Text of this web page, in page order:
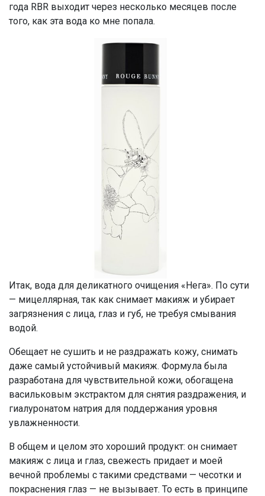
года RBR выходит через несколько месяцев после
того, как эта вода ко мне попала.
Итак, вода для деликатного очищения «Нега». По сути
— мицеллярная, так как снимает макияж и убирает
загрязнения с лица, глаз и губ, не требуя смывания
водой.
Обещает не сушить и не раздражать кожу, снимать
даже самый устойчивый макияж. Формула была
разработана для чувствительной кожи, обогащена
васильковым экстрактом для снятия раздражения, и
гиалуронатом натрия для поддержания уровня
увлажненности.
В общем и целом это хороший продукт: он снимает
макияж с лица и глаз, свежесть придает и моей
вечной проблемы с такими средствами — чесотки и
покраснения глаз — не вызывает. То есть в принципе